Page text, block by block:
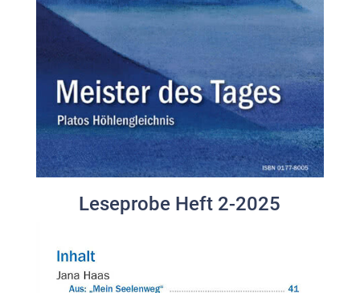
Leseprobe Heft 2-2025